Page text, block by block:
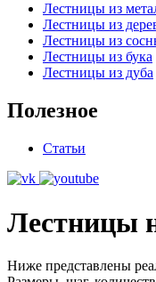
Лестницы из
Лестницы из
Лестницы из
Лестницы из бука
Лестницы из дуба
Полезное
Статьи
Лестницы
Ниже представлены